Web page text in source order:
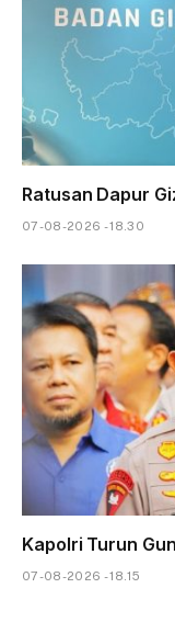
Ratusan Dapur
07-08-2026 - 18.30
Kapolri Turun
07-08-2026 - 18.15